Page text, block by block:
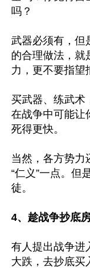
吗？
武器必须有，但
的合理做法，就
力，更不要指望
买武器、练武术
在战争中可能让
死得更快。
当然，各方势力
“仁义”一点。但
徒。
4、趁战争抄底
有人提出战争进
大跌，去抄底买